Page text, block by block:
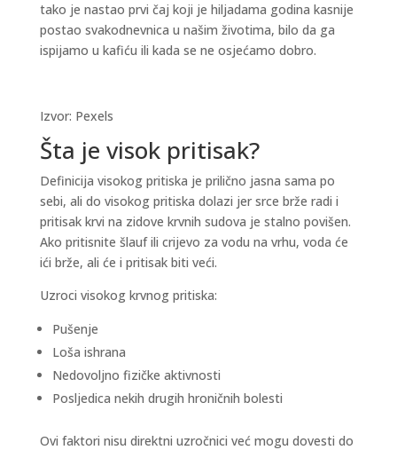
tako je nastao prvi čaj koji je hiljadama godina kasnije
postao svakodnevnica u našim životima, bilo da ga
ispijamo u kafiću ili kada se ne osjećamo dobro.
Izvor: Pexels
Šta je visok pritisak?
Definicija visokog pritiska je prilično jasna sama po
sebi, ali do visokog pritiska dolazi jer srce brže radi i
pritisak krvi na zidove krvnih sudova je stalno povišen.
Ako pritisnite šlauf ili crijevo za vodu na vrhu, voda će
ići brže, ali će i pritisak biti veći.
Uzroci visokog krvnog pritiska:
Pušenje
Loša ishrana
Nedovoljno fizičke aktivnosti
Posljedica nekih drugih hroničnih bolesti
Ovi faktori nisu direktni uzročnici već mogu dovesti do